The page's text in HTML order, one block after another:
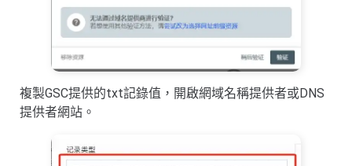
複製GSC提供的txt記錄值，開啟網域名稱提供者或DNS
提供者網站。